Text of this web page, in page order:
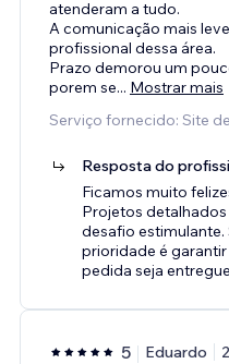
atenderam a tudo.
A comunicação mais
profissional dessa área.
Prazo demorou um
porem se... Mostrar mais
Serviço fornecido: Site
Resposta do
Ficamos muito
Projetos
desafio estimulante.
prioridade é
pedida seja
5 Eduardo